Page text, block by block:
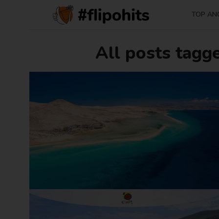
TOP
All posts